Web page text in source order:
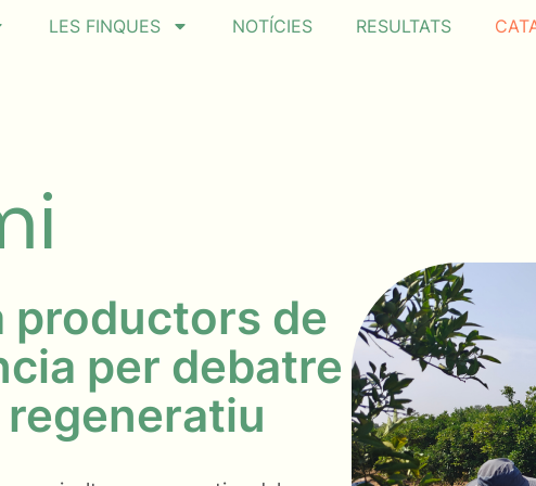
LES FINQUES NOTÍCIES RESULTATS
productors de
per debatre